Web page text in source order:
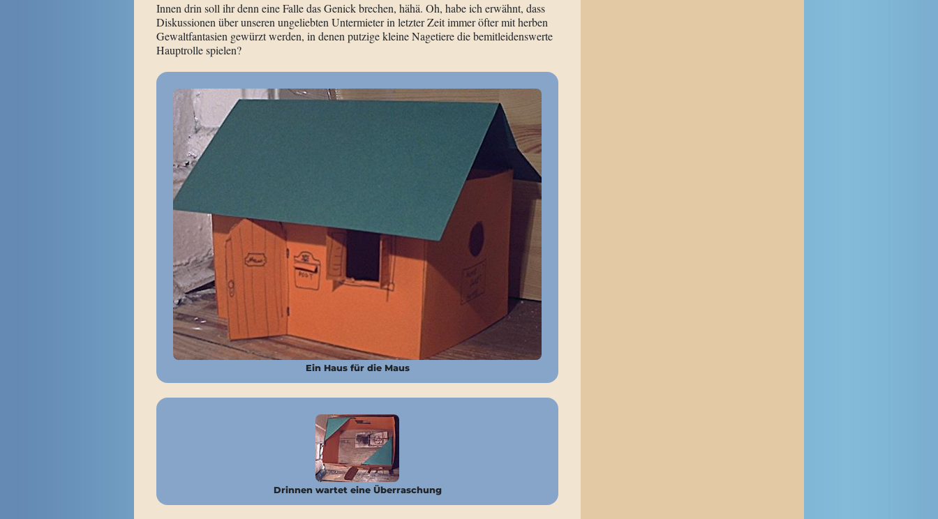
Innen drin soll ihr denn eine Falle das Genick brechen, hähä. Oh, habe ich erwähnt, dass
Diskussionen über unseren ungeliebten Untermieter in letzter Zeit immer öfter mit herben
Gewaltfantasien gewürzt werden, in denen putzige kleine Nagetiere die bemitleidenswerte
Hauptrolle spielen?
Ein Haus für die Maus
Drinnen wartet eine Überraschung